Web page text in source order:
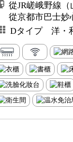
從JR嵯峨野線
從京都市巴士妙
Dタイプ 洋・